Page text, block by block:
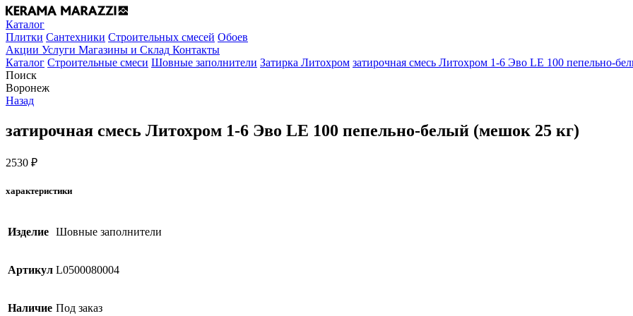
Каталог
Плитки Сантехники Строительных смесей Обоев
Акции Услуги Магазины и Склад Контакты
Каталог Строительные смеси Шовные заполнители Затирка Литохром затирочная смесь Литохром 1-6 Эво LE 100 пепельно-
Поиск
Воронеж
Назад
затирочная смесь Литохром 1-6 Эво LE 100 пепельно-белый (мешок 25 кг)
2530 ₽
характеристики
Изделие Шовные заполнители
Артикул L0500080004
Наличие Под заказ